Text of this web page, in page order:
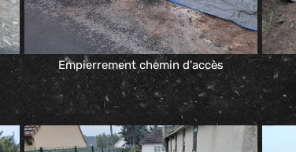
Empierrement chemin d'accès